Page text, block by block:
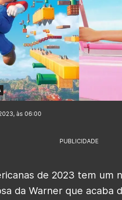
às 06:00
PUBLICIDADE
de 2023 tem um
da Warner que acaba